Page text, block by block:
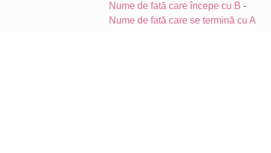
Nume de fată care începe cu B -
Nume de fată care se termină cu A